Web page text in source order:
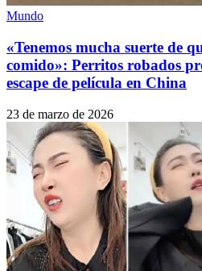
Mundo
«Tenemos mucha suerte de
comido»: Perritos robados
escape de película en China
23 de marzo de 2026